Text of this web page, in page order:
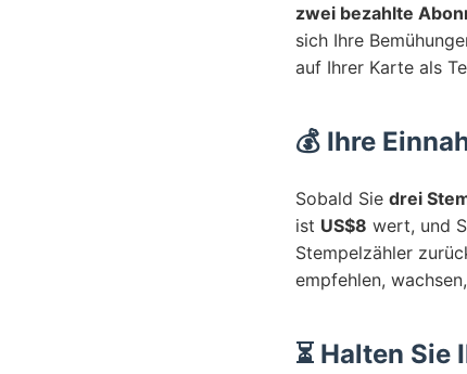
zwei bezahlte
sich Ihre
auf Ihrer Karte als
💰 Ihre
Sobald Sie drei
ist US$8 wert, und
Stempelzähler
empfehlen,
⏳ Halten